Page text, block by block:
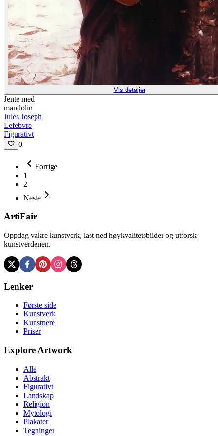
Vis detaljer
Jente med
mandolin
Jules Joseph
Lefebvre
Figurativt
0
Forrige
1
2
Neste
ArtiFair
Oppdag vakre kunstverk, last ned høykvalitetsbilder og utforsk
kunstverdenen.
Lenker
Første side
Kunstverk
Kunstnere
Priser
Explore Artwork
Alle
Abstrakt
Figurativt
Landskap
Religion
Mytologi
Plakater
Tegninger